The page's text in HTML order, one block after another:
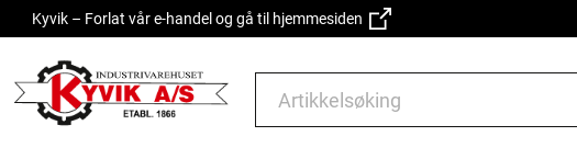
Kyvik – Forlat vår e-handel og gå til hjemmesiden